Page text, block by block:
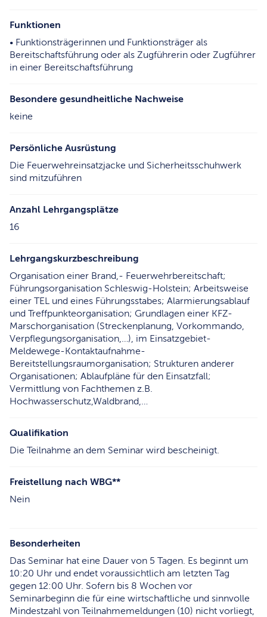
Funktionen
• Funktionsträgerinnen und Funktionsträger als
Bereitschaftsführung oder als Zugführerin oder Zugführer
in einer Bereitschaftsführung
Besondere gesundheitliche Nachweise
keine
Persönliche Ausrüstung
Die Feuerwehreinsatzjacke und Sicherheitsschuhwerk
sind mitzuführen
Anzahl Lehrgangsplätze
16
Lehrgangskurzbeschreibung
Organisation einer Brand,- Feuerwehrbereitschaft;
Führungsorganisation Schleswig-Holstein; Arbeitsweise
einer TEL und eines Führungsstabes; Alarmierungsablauf
und Treffpunkteorganisation; Grundlagen einer KFZ-
Marschorganisation (Streckenplanung, Vorkommando,
Verpflegungsorganisation,…), im Einsatzgebiet-
Meldewege-Kontaktaufnahme-
Bereitstellungsraumorganisation; Strukturen anderer
Organisationen; Ablaufpläne für den Einsatzfall;
Vermittlung von Fachthemen z.B.
Hochwasserschutz,Waldbrand,…
Qualifikation
Die Teilnahme an dem Seminar wird bescheinigt.
Freistellung nach WBG**
Nein
Besonderheiten
Das Seminar hat eine Dauer von 5 Tagen. Es beginnt um
10:20 Uhr und endet voraussichtlich am letzten Tag
gegen 12:00 Uhr. Sofern bis 8 Wochen vor
Seminarbeginn die für eine wirtschaftliche und sinnvolle
Mindestzahl von Teilnahmemeldungen (10) nicht vorliegt,